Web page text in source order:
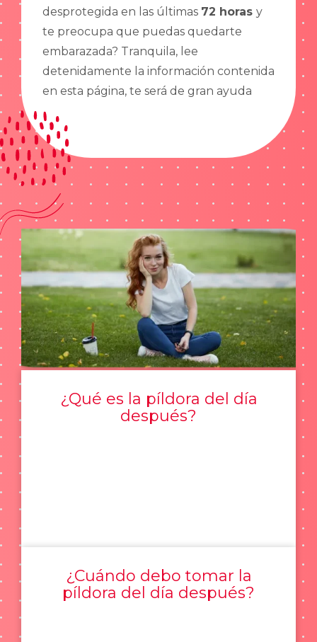
desprotegida en las últimas 72 horas y
te preocupa que puedas quedarte
embarazada? Tranquila, lee
detenidamente la información contenida
en esta página, te será de gran ayuda
¿Qué es la píldora del día
después?
¿Cuándo debo tomar la
píldora del día después?